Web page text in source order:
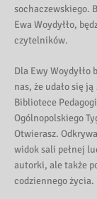
sochaczewskiego.
Ewa Woydyłło,
czytelników.
Dla Ewy Woydyłło
nas, że udało się
Bibliotece
Ogólnopolskiego
Otwierasz.
widok sali pełnej
autorki, ale także
codziennego życia.